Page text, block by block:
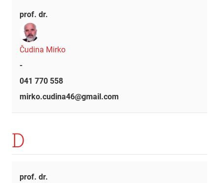
prof. dr.
Čudina Mirko
-
041 770 558
mirko.cudina46@gmail.com
D
prof. dr.